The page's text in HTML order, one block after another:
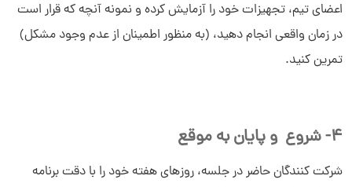
اعضای تیم، تجهیزات خود را آزمایش کرده و نمونه آنچه که قرار است
در زمان واقعی انجام دهید، (به منظور اطمینان از عدم وجود مشکل)
تمرین کنید.
4- شروع و پایان به موقع
شرکت کنندگان حاضر در جلسه، روزهای هفته خود را با دقت برنامه